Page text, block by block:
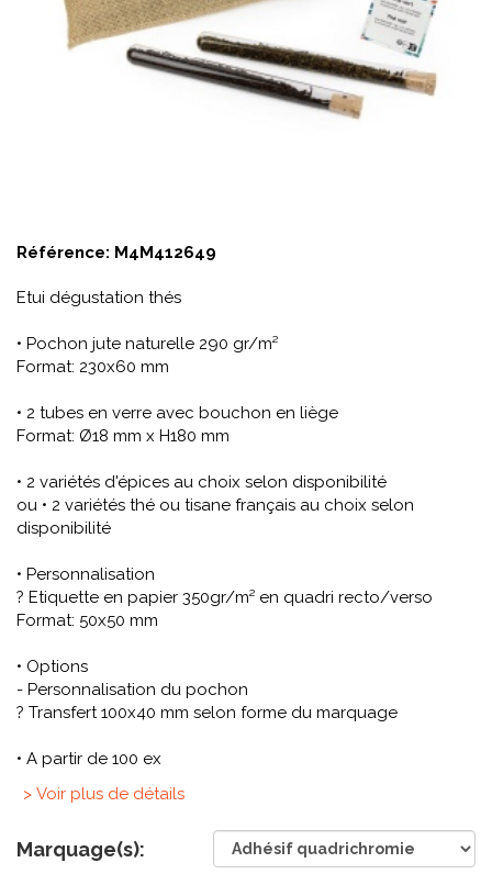
Référence: M4M412649
Etui dégustation thés
• Pochon jute naturelle 290 gr/m²
Format: 230x60 mm
• 2 tubes en verre avec bouchon en liège
Format: Ø18 mm x H180 mm
• 2 variétés d'épices au choix selon disponibilité
ou • 2 variétés thé ou tisane français au choix selon
disponibilité
• Personnalisation
? Etiquette en papier 350gr/m² en quadri recto/verso
Format: 50x50 mm
• Options
- Personnalisation du pochon
? Transfert 100x40 mm selon forme du marquage
• A partir de 100 ex
> Voir plus de détails
Marquage(s):